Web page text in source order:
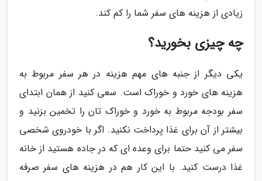
زیادی از هزینه های سفر شما را کم کند.
چه چیزی بخورید؟
یکی دیگر از جنبه های مهم هزینه در هر سفر مربوط به
هزینه های خورد و خوراک است. سعی کنید از همان ابتدای
سفر بودجه مربوط به خورد و خوراک تان را تخمین بزنید و
بیشتر از آن برای غذا پرداخت نکنید. اگر با خودروی شخصی
سفر می کنید حتما برای وعده ای که در جاده هستید از خانه
غذا درست کنید. با این کار هم در هزینه های سفر صرفه